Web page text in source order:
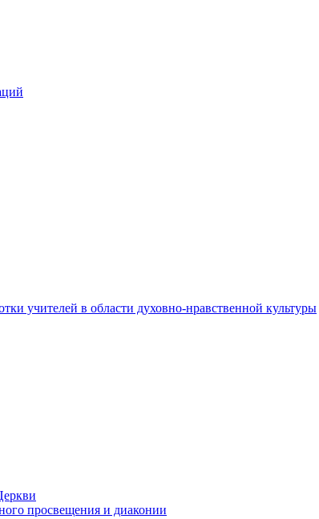
учителей в области духовно-нравственной культуры
просвещения и диаконии